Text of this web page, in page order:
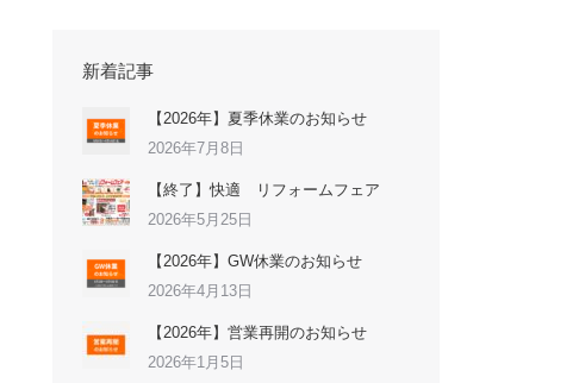
新着記事
【2026年】夏季休業のお知らせ
2026年7月8日
【終了】快適 リフォームフェア
2026年5月25日
【2026年】GW休業のお知らせ
2026年4月13日
【2026年】営業再開のお知らせ
2026年1月5日